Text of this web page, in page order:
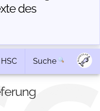
des
HSC Suche